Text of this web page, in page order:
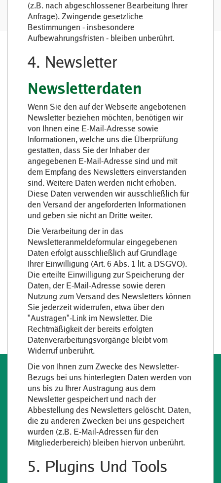
(z.B. nach abgeschlossener Bearbeitung Ihrer
Anfrage). Zwingende gesetzliche
Bestimmungen - insbesondere
Aufbewahrungsfristen - bleiben unberührt.
4. Newsletter
Newsletterdaten
Wenn Sie den auf der Webseite angebotenen
Newsletter beziehen möchten, benötigen wir
von Ihnen eine E-Mail-Adresse sowie
Informationen, welche uns die Überprüfung
gestatten, dass Sie der Inhaber der
angegebenen E-Mail-Adresse sind und mit
dem Empfang des Newsletters einverstanden
sind. Weitere Daten werden nicht erhoben.
Diese Daten verwenden wir ausschließlich für
den Versand der angeforderten Informationen
und geben sie nicht an Dritte weiter.
Die Verarbeitung der in das
Newsletteranmeldeformular eingegebenen
Daten erfolgt ausschließlich auf Grundlage
Ihrer Einwilligung (Art. 6 Abs. 1 lit. a DSGVO).
Die erteilte Einwilligung zur Speicherung der
Daten, der E-Mail-Adresse sowie deren
Nutzung zum Versand des Newsletters können
Sie jederzeit widerrufen, etwa über den
"Austragen"-Link im Newsletter. Die
Rechtmäßigkeit der bereits erfolgten
Datenverarbeitungsvorgänge bleibt vom
Widerruf unberührt.
Die von Ihnen zum Zwecke des Newsletter-
Bezugs bei uns hinterlegten Daten werden von
uns bis zu Ihrer Austragung aus dem
Newsletter gespeichert und nach der
Abbestellung des Newsletters gelöscht. Daten,
die zu anderen Zwecken bei uns gespeichert
wurden (z.B. E-Mail-Adressen für den
Mitgliederbereich) bleiben hiervon unberührt.
5. Plugins Und Tools